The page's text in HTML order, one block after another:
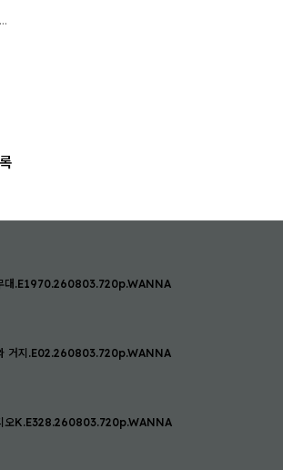
대.E1970.260803.720p.WANNA
거지.E02.260803.720p.WANNA
오K.E328.260803.720p.WANNA